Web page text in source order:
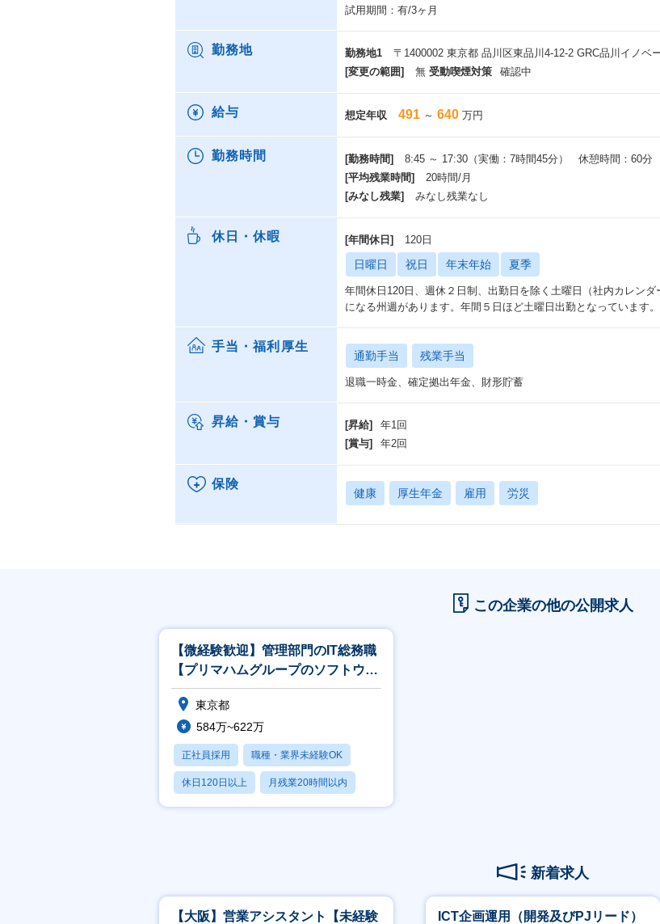
試用期間：有/3ヶ月
勤務地 勤務地1
〒1400002 東京都 品川区東品川4-12-2 GRC品川イノベ
[変更の範囲]
無 受動喫煙対策 確認中
給与 想定年収 491 ～ 640 万円
勤務時間 [勤務時間]
8:45 ～ 17:30（実働：7時間45分） 休憩時間：60分
[平均残業時間]
20時間/月
[みなし残業]
みなし残業なし
休日・休暇 [年間休日] 120日
日曜日 祝日 年末年始 夏季
年間休日120日、週休２日制、出勤日を除く土曜日（社内カレン
になる州週があります。年間５日ほど土曜日出勤となっています。
手当・福利厚生
通勤手当 残業手当
退職一時金、確定拠出年金、財形貯蓄
昇給・賞与 [昇給]
年1回
[賞与]
年2回
保険
健康 厚生年金 雇用 労災
この企業の他の公開求人
【微経験歓迎】管理部門のIT総務職
【プリマハムグループのソフトウェ
ア会社】年収584万～
東京都
584万~622万
正社員採用 職種・業界未経験OK
休日120日以上 月残業20時間以内
賞与あり
新着求人
【大阪】営業アシスタント【未経験
ICT企画運用（開発及びPJリード）